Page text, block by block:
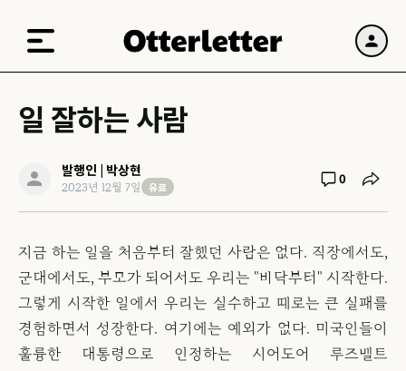
일 잘하는 사람
발행인 | 박상현
2023년 12월 7일 유료 0
지금 하는 일을 처음부터 잘했던 사람은 없다. 직장에서도,
군대에서도, 부모가 되어서도 우리는 "바닥부터" 시작한다.
그렇게 시작한 일에서 우리는 실수하고 때로는 큰 실패를
경험하면서 성장한다. 여기에는 예외가 없다. 미국인들이
훌륭한 대통령으로 인정하는 시어도어 루즈벨트